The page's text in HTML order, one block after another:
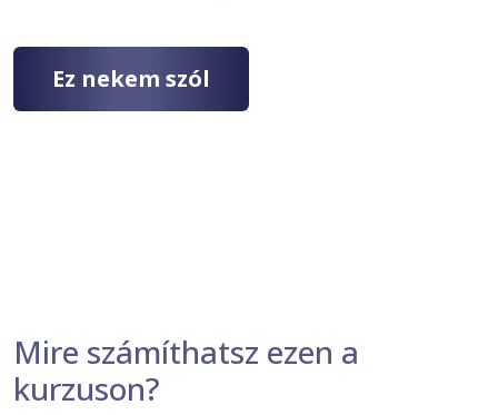
Ez nekem szól
Mire számíthatsz ezen a
kurzuson?